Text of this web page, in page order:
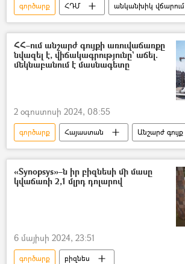
գործարք ՀԴՄ
անկանխիկ վճարում
Պետական եկամուտների կոմիտե (ՊԵԿ)
ՀՀ–ում անշարժ գույքի առուվաճառքը
նվազել է, վիճակագրությունը` աճել.
մեկնաբանում է մասնագետը
2 օգոստոսի 2024, 08:55
գործարք Հայաստան
Անշարժ գույք
Կադաստրի կոմիտե
բնակարան
Հիփոթեքային վարկ
եկամուտ
Անդրանիկ Հարությունով
«Synopsys»–ն իր բիզնեսի մի մասը
կվաճառի 2,1 մլրդ դոլարով
6 մայիսի 2024, 23:51
գործարք
բիզնես